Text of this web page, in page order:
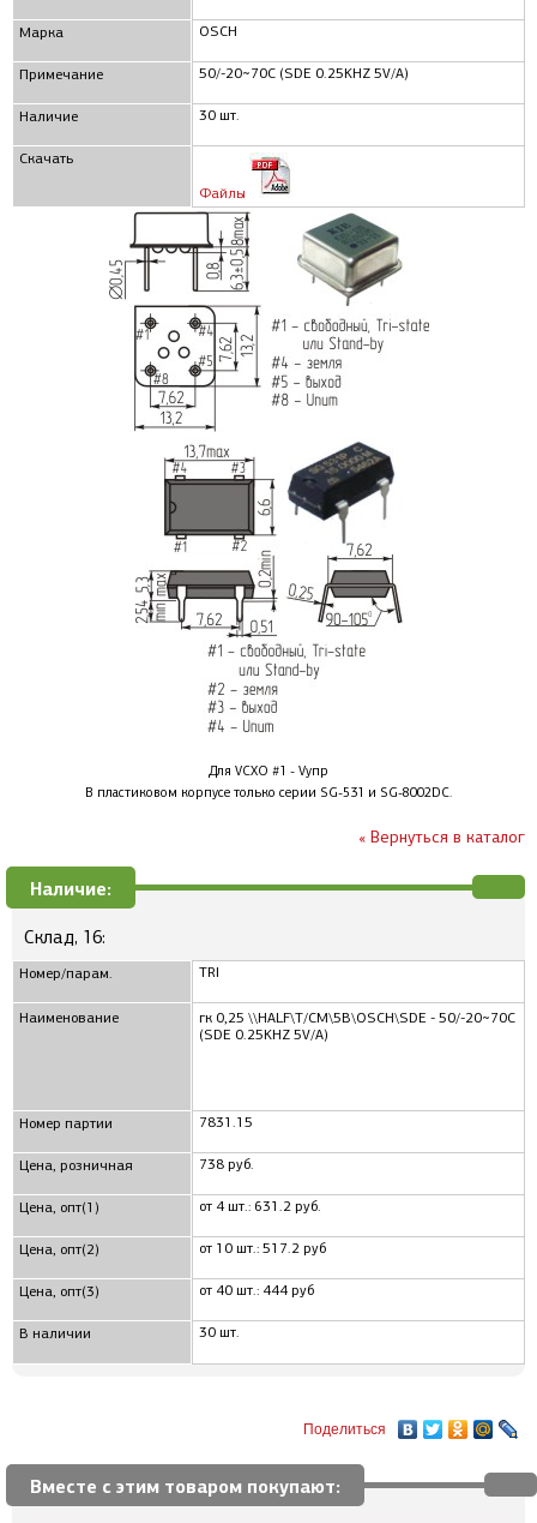
Марка
Примечание
Наличие
Скачать
OSCH
50/-20~70C (SDE 0.25KHZ 5V/A)
30 шт.
Файлы
Для VCXO #1 - Vупр
В пластиковом корпусе только серии SG-531 и SG-8002DC.
« Вернуться в каталог
Наличие:
Склад, 16:
Номер/парам.
Наименование
Номер партии
Цена, розничная
Цена, опт(1)
Цена, опт(2)
Цена, опт(3)
В наличии
TRI
гк 0,25 \\HALF\T/CM\5В\OSCH\SDE - 50/-20~70C
(SDE 0.25KHZ 5V/A)
7831.15
738 руб.
от 4 шт.: 631.2 руб.
от 10 шт.: 517.2 руб
от 40 шт.: 444 руб
30 шт.
Поделиться
Вместе с этим товаром покупают: